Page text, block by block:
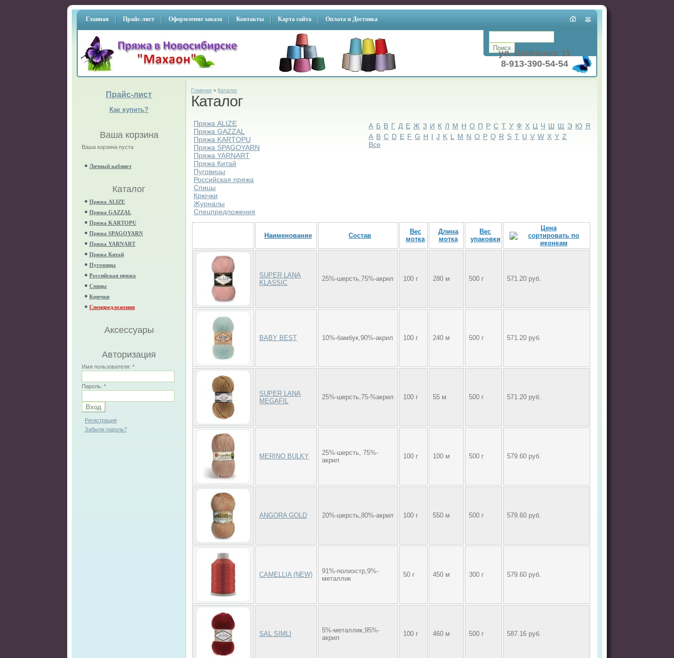
Главная Прайс-лист Оформление заказа Контакты Карта сайта Оплата и Доставка
ул. Шевченко 11
8-913-390-54-54
Прайс-лист
Как купить?
Ваша корзина
Ваша корзина пуста
Личный кабинет
Каталог
Пряжа ALIZE
Пряжа GAZZAL
Пряжа KARTOPU
Пряжа SPAGOYARN
Пряжа YARNART
Пряжа Китай
Пуговицы
Российская пряжа
Спицы
Крючки
Спецпредложения
Аксессуары
Авторизация
Имя пользователя:*
Пароль:*
Регистрация
Забыли пароль?
Главная » Каталог
Каталог
Пряжа ALIZE
Пряжа GAZZAL
Пряжа KARTOPU
Пряжа SPAGOYARN
Пряжа YARNART
Пряжа Китай
Пуговицы
Российская пряжа
Спицы
Крючки
Журналы
Спецпредложения
А Б В Г Д Е Ж З И К Л М Н О П Р С Т У Ф Х Ц Ч Ш Щ Э Ю Я
A B C D E F G H I J K L M N O P Q R S T U V W X Y Z
Все
Наименование Состав
Вес
мотка
Длина
мотка
Вес
упаковки
Цена
SUPER LANA
KLASSIC
25%-шерсть,75%-акрил 100 г 280 м 500 г 571.20 руб.
BABY BEST 10%-бамбук,90%-акрил 100 г 240 м 500 г 571.20 руб.
SUPER LANA
MEGAFIL
25%-шерсть,75-%акрил 100 г 55 м 500 г 571.20 руб.
MERINO BULKY
25%-шерсть, 75%-
акрил
100 г 100 м 500 г 579.60 руб.
ANGORA GOLD 20%-шерсть,80%-акрил 100 г 550 м 500 г 579.60 руб.
CAMELLIA (NEW)
91%-полиэстр,9%-
металлик
50 г 450 м 300 г 579.60 руб.
SAL SIMLI
5%-металлик,95%-
акрил
100 г 460 м 500 г 587.16 руб.